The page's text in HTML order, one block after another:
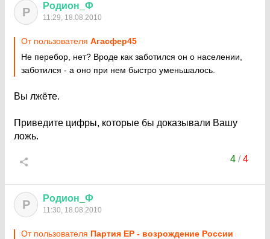
Р Родион Ф
11:29, 18.08.2010
От пользователя Агасфер45
Не перебор, нет? Вроде как заботился он о населении,
заботился - а оно при нем быстро уменьшалось.
Вы лжёте.
Приведите цифры, которые бы доказывали Вашу
ложь.
4/4
Р Родион Ф
11:30, 18.08.2010
От пользователя Партия ЕР - возрождение России